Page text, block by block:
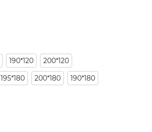
190*120
200*120
195*180 200*180
190*180